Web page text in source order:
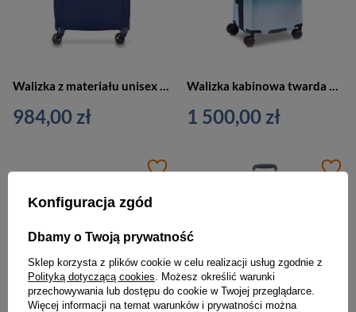
Walizka z materiału unisex Delsey Brochant 2.0 kabinowa na 4 kółkach niebieska
984,00 zł
Walizka kabinowa twarda unisex Delsey Cactus 55 cm biało niebieska
1 500,00 zł
Konfiguracja zgód
Dbamy o Twoją prywatność
Sklep korzysta z plików cookie w celu realizacji usług zgodnie z
Polityką dotyczącą cookies . Możesz określić warunki
przechowywania lub dostępu do cookie w Twojej przeglądarce.
Więcej informacji na temat warunków i prywatności można